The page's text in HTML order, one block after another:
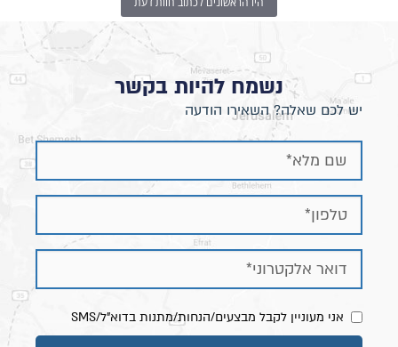
נשמח להיות בקשר
יש לכם שאלה? השאירו הודעה
אני מעוניין לקבל מבצעים/הנחות/מתנות בדוא"ל/SMS